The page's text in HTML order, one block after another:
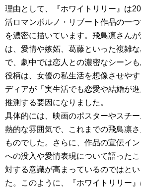
理由として、『ホワイトリリー』は
活ロマンポルノ・リブート作品の一
を濃密に描いています。飛鳥凛さん
は、愛情や嫉妬、葛藤といった複雑
で、劇中では恋人との濃密なシーン
役柄は、女優の私生活を想像させや
ディアが「実生活でも恋愛や結婚が
推測する要因になりました。
具体的には、映画のポスターやスチ
熱的な雰囲気で、これまでの飛鳥凛
ものでした。さらに、作品の宣伝イ
への没入や愛情表現について語った
対する意識が高まっているのではと
た。このように、『ホワイトリリー